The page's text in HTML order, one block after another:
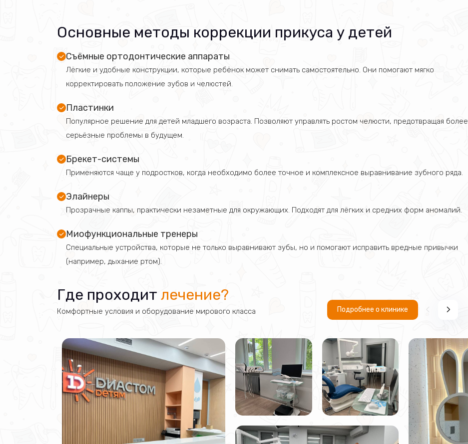
Основные методы коррекции прикуса у детей
Съёмные ортодонтические аппараты
Лёгкие и удобные конструкции, которые ребёнок может снимать самостоятельно. Они помогают мягко
корректировать положение зубов и челюстей.
Пластинки
Популярное решение для детей младшего возраста. Позволяют управлять ростом челюсти, предотвращая более
серьёзные проблемы в будущем.
Брекет-системы
Применяются чаще у подростков, когда необходимо более точное и комплексное выравнивание зубного ряда.
Элайнеры
Прозрачные каппы, практически незаметные для окружающих. Подходят для лёгких и средних форм аномалий.
Миофункциональные тренеры
Специальные устройства, которые не только выравнивают зубы, но и помогают исправить вредные привычки
(например, дыхание ртом).
Где проходит лечение?
Комфортные условия и оборудование мирового класса Подробнее о клинике